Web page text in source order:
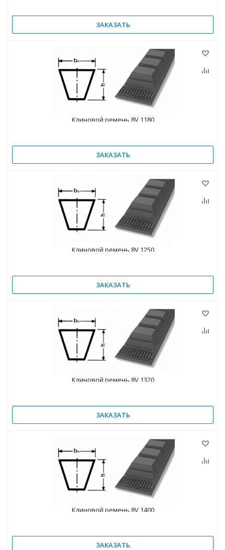
ЗАКАЗАТЬ
Клиновой ремень 8V 1180
ЗАКАЗАТЬ
Клиновой ремень 8V 1250
ЗАКАЗАТЬ
Клиновой ремень 8V 1320
ЗАКАЗАТЬ
Клиновой ремень 8V 1400
ЗАКАЗАТЬ